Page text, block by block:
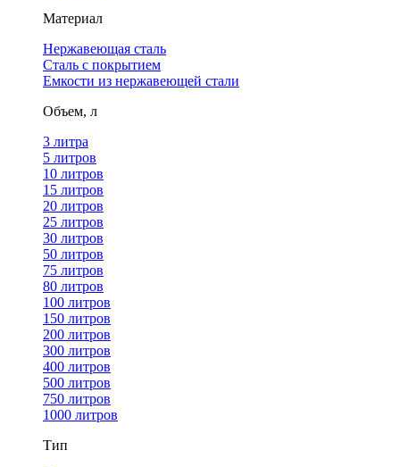
Материал
Нержавеющая сталь
Сталь с покрытием
Емкости из нержавеющей стали
Объем, л
3 литра
5 литров
10 литров
15 литров
20 литров
25 литров
30 литров
50 литров
75 литров
80 литров
100 литров
150 литров
200 литров
300 литров
400 литров
500 литров
750 литров
1000 литров
Тип